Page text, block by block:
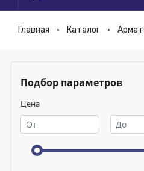
Главная Каталог
Подбор параметров
Цена